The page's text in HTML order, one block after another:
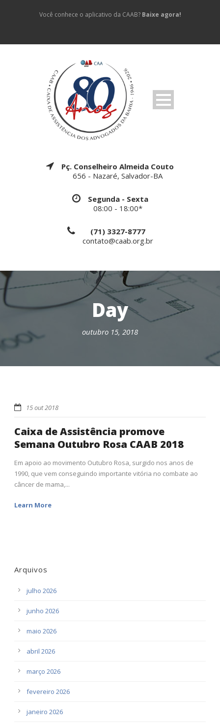
Você conhece o aplicativo da CAAB? Baixe agora!
Pç. Conselheiro Almeida Couto
656 - Nazaré, Salvador-BA
Segunda - Sexta
08:00 - 18:00*
(71) 3327-8777
contato@caab.org.br
Day
outubro 15, 2018
15 out 2018
Caixa de Assistência promove
Semana Outubro Rosa CAAB 2018
Em apoio ao movimento Outubro Rosa, surgido nos anos de
1990, que vem conseguindo importante vitória no combate ao
câncer de mama,...
Learn More
Arquivos
julho 2026
junho 2026
maio 2026
abril 2026
março 2026
fevereiro 2026
janeiro 2026